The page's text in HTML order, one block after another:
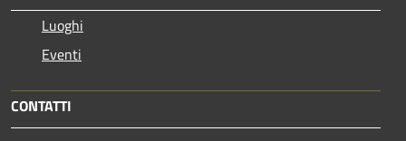
Luoghi
Eventi
CONTATTI